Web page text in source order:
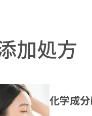
加処方
化学成